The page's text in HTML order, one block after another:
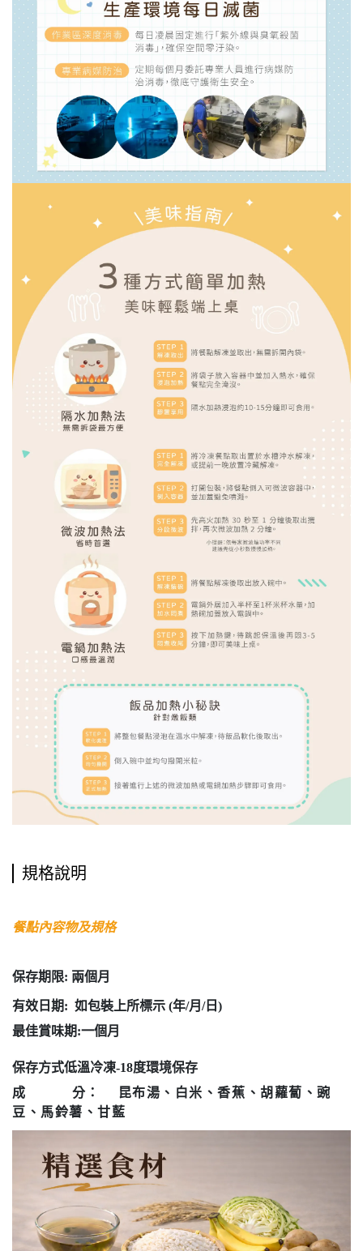
規格說明
餐點內容物及規格
保存期限: 兩個月
有效日期: 如包裝上所標示 (年/月/日)
最佳賞味期:一個月
保存方式低溫冷凍-18度環境保存
成
分：
昆布湯、白米、香蕉、胡蘿蔔、豌
豆、馬鈴薯、甘藍